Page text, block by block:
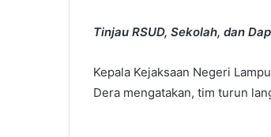
Tinjau RSUD, Sekolah, dan
Kepala Kejaksaan Negeri
Dera mengatakan, tim turun